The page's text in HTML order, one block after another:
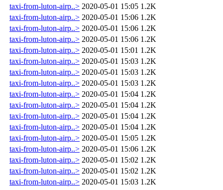
taxi-from-luton-airp..> 2020-05-01 15:05 1.2K
taxi-from-luton-airp..> 2020-05-01 15:06 1.2K
taxi-from-luton-airp..> 2020-05-01 15:06 1.2K
taxi-from-luton-airp..> 2020-05-01 15:06 1.2K
taxi-from-luton-airp..> 2020-05-01 15:01 1.2K
taxi-from-luton-airp..> 2020-05-01 15:03 1.2K
taxi-from-luton-airp..> 2020-05-01 15:03 1.2K
taxi-from-luton-airp..> 2020-05-01 15:03 1.2K
taxi-from-luton-airp..> 2020-05-01 15:04 1.2K
taxi-from-luton-airp..> 2020-05-01 15:04 1.2K
taxi-from-luton-airp..> 2020-05-01 15:04 1.2K
taxi-from-luton-airp..> 2020-05-01 15:04 1.2K
taxi-from-luton-airp..> 2020-05-01 15:05 1.2K
taxi-from-luton-airp..> 2020-05-01 15:06 1.2K
taxi-from-luton-airp..> 2020-05-01 15:02 1.2K
taxi-from-luton-airp..> 2020-05-01 15:02 1.2K
taxi-from-luton-airp..> 2020-05-01 15:03 1.2K